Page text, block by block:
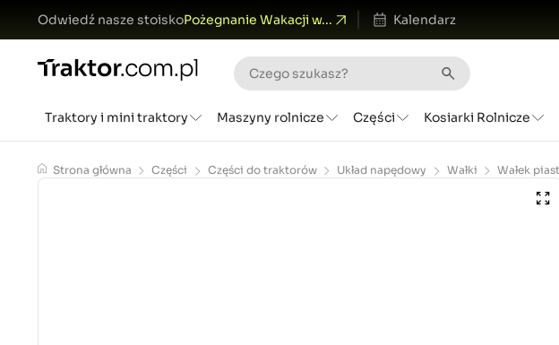
Odwiedź nasze stoiskoPożegnanie Wakacji w... Kalendarz
Traktory i mini traktory Maszyny rolnicze Części Kosiarki Rolnicze
Strona główna Części Części do traktorów Układ napędowy Wałki